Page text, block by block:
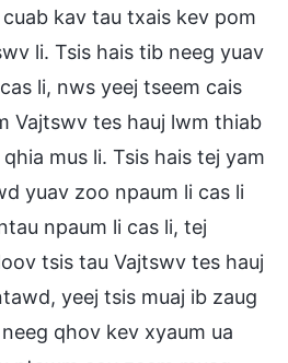
kav tau txais kev pom
li. Tsis hais tib neeg yuav
li, nws yeej tseem cais
Vajtswv tes hauj lwm thiab
mus li. Tsis hais tej yam
yuav zoo npaum li cas li
npaum li cas li, tej
tsis tau Vajtswv tes hauj
yeej tsis muaj ib zaug
qhov kev xyaum ua